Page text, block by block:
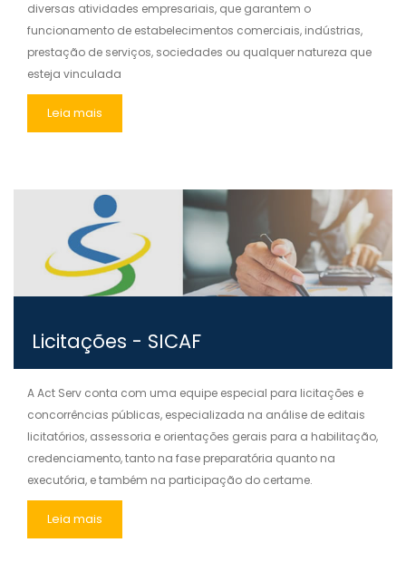
diversas atividades empresariais, que garantem o
funcionamento de estabelecimentos comerciais, indústrias,
prestação de serviços, sociedades ou qualquer natureza que
esteja vinculada
Leia mais
Licitações - SICAF
A Act Serv conta com uma equipe especial para licitações e
concorrências públicas, especializada na análise de editais
licitatórios, assessoria e orientações gerais para a habilitação,
credenciamento, tanto na fase preparatória quanto na
executória, e também na participação do certame.
Leia mais